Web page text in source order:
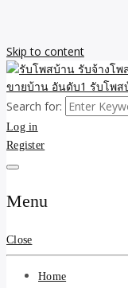
Skip to content
รับโพสบ้
บ้าน รับล
รับลงเว็
รับโพสบ้
บ้าน
รับจ้างโพสขายบ้าน รับล
บ้าน โพสบ้าน ขายที่ดิน
Search for:
Log in
Register
Menu
Close
Home